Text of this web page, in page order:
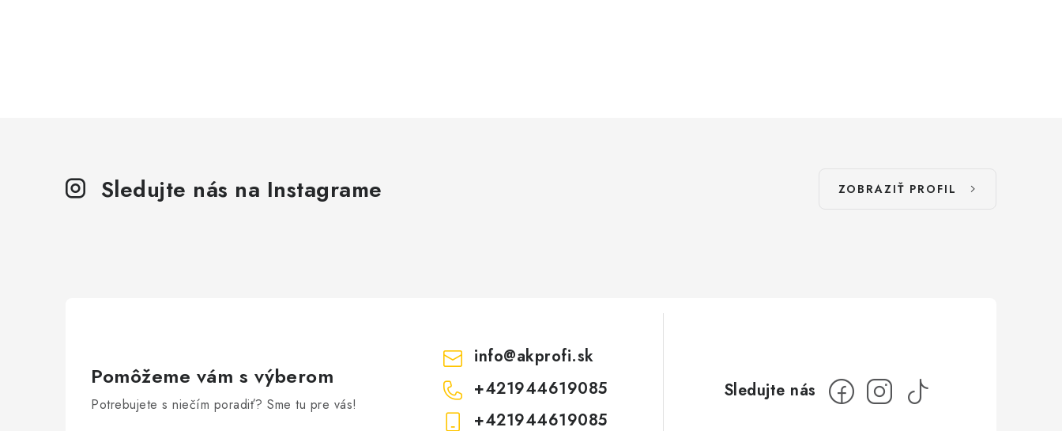
Sledujte nás na Instagrame ZOBRAZIŤ PROFIL
Pomôžeme vám s výberom
Potrebujete s niečím poradiť? Sme tu pre vás!
info@akprofi.sk
+421944619085
+421944619085